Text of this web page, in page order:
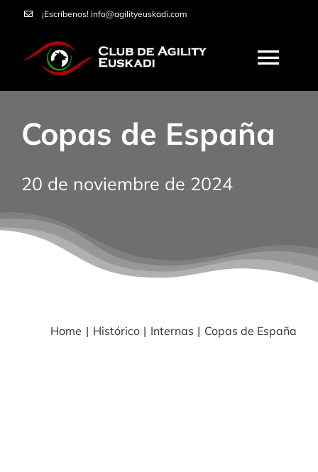
Saltar
contenido
¡Escríbenos! info@agilityeuskadi.com
CURSOS
Copas de España
20 de noviembre de 2024
Home Histórico Internas Copas de España